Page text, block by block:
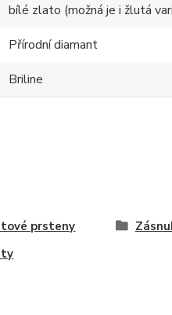
bílé zlato (možná je i žlutá
Přírodní diamant
Briline
prsteny